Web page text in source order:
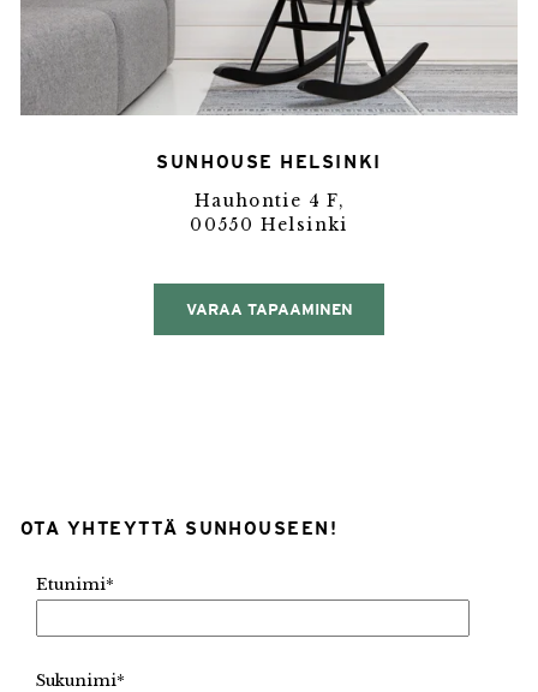
SUNHOUSE HELSINKI
Hauhontie 4 F,
00550 Helsinki
VARAA TAPAAMINEN
OTA YHTEYTTÄ SUNHOUSEEN!
Etunimi*
Sukunimi*